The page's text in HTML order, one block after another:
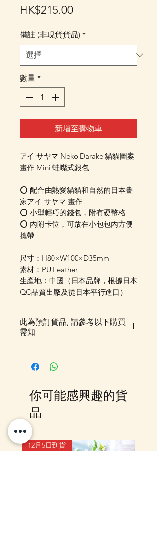
HK$215.00價
備註 (非現貨貨品) *
數量 *
新增至購物車
アイ サヤマ Neko Darake 貓貓圖案
畫作 Mini 蛙嘴式銀包
⭕ 配合由熱愛貓貓和自然的日本畫
家アイ サヤマ 畫作
⭕ 小型輕巧的錢包，附有硬幣格
⭕ 內附卡位，可放在小包包內方便
攜帶
尺寸：H80×W100×D35mm
素材：PU Leather
生產地：中國（日本品牌，根據日本
QC品質出廠及從日本平行進口）
此為預訂貨品, 請參考以下購買
需知
落單後我們會有E-mail及
期，如客戶與現貨貨品一起購買滿
指定包送貨金額，需待所有貨到齊
後才一起寄出，方能享受相關優
惠，如郵局櫃位取件或順豐到付,
客戶則可選擇現貨的先行寄出或到
你可能感興趣的貨
品
12月5日到貨